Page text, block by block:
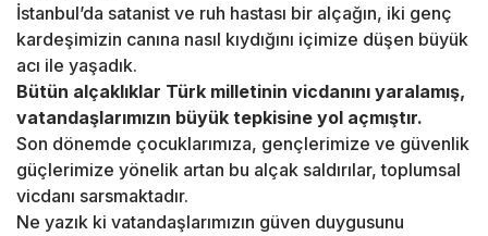
İstanbul’da satanist ve ruh hastası bir alçağın, iki genç
kardeşimizin canına nasıl kıydığını içimize düşen büyük
acı ile yaşadık.
Bütün alçaklıklar Türk milletinin vicdanını yaralamış,
vatandaşlarımızın büyük tepkisine yol açmıştır.
Son dönemde çocuklarımıza, gençlerimize ve güvenlik
güçlerimize yönelik artan bu alçak saldırılar, toplumsal
vicdanı sarsmaktadır.
Ne yazık ki vatandaşlarımızın güven duygusunu